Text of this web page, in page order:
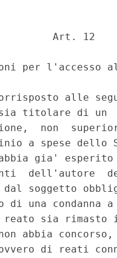
Art. 12
per l'accesso
alle
titolare di un
non
a spese
gia'
dell'autore
dal soggetto
o di una
reato sia rimasto
abbia
di reati